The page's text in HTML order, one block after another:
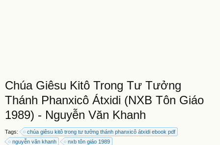
Chúa Giêsu Kitô Trong Tư Tưởng
Thánh Phanxicô Átxidi (NXB Tôn Giáo
1989) - Nguyễn Văn Khanh
Tags:
chúa giêsu kitô trong tư tưởng thánh phanxicô átxidi ebook pdf
nguyễn văn khanh
nxb tôn giáo 1989